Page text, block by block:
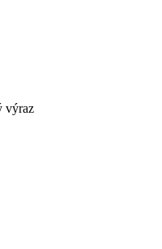
výraz